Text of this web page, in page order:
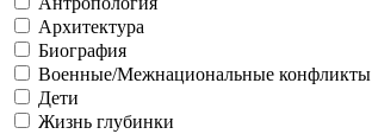
Архитектура
Биография
Военные/Межнациональные конфликты
Дети
Жизнь глубинки